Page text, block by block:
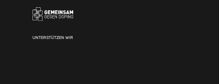
UNTERSTÜTZEN WIR